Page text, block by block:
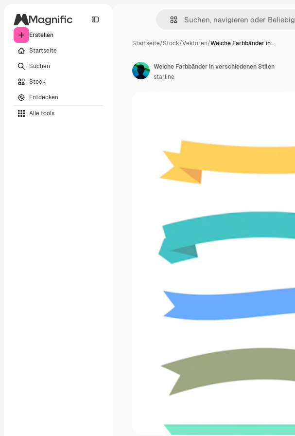
Erstellen
Startseite
Suchen
Stock
Entdecken
Alle tools
Startseite/Stock/Vektoren/Weiche Farbbänder in…
Weiche Farbbänder in verschiedenen Stilen
starline